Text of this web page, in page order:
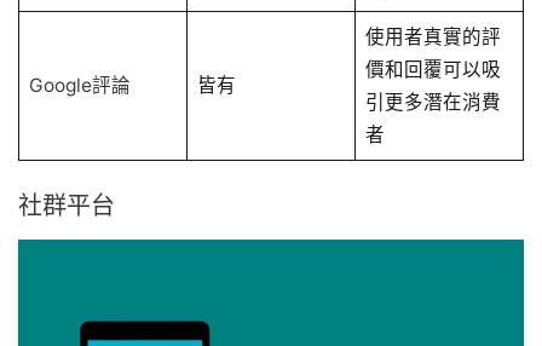
Google評論 皆有
使用者真實的評
價和回覆可以吸
引更多潛在消費
者
社群平台